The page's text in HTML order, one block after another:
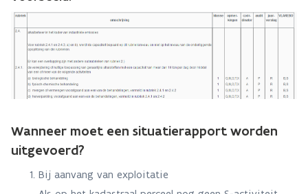
Wanneer moet een situatierapport worden
uitgevoerd?
Bij aanvang van exploitatie